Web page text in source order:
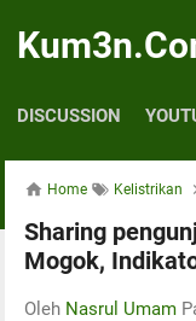
DISCUSSION
Home Kelistrikan
Sharing
Mogok,
Oleh Nasrul Umam